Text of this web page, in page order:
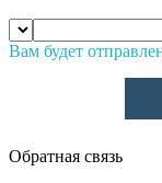
Вам будет
Обратная связь